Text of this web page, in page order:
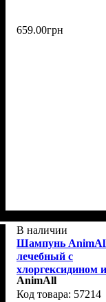
659.00грн
В наличии
Шампунь
лечебный с
хлоргексидином и
кетоконазолом
и кошек, 250 мл
AnimAll
57214